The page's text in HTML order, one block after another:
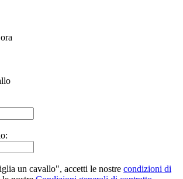
un cavallo", accetti le nostre condizioni di